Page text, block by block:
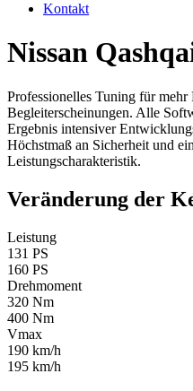
Kontakt
Nissan
Professionelles Tuning für mehr
Begleiterscheinungen. Alle
Ergebnis intensiver
Höchstmaß an Sicherheit und
Leistungscharakteristik.
Veränderung der
Leistung
131 PS
160 PS
Drehmoment
320 Nm
400 Nm
Vmax
190 km/h
195 km/h